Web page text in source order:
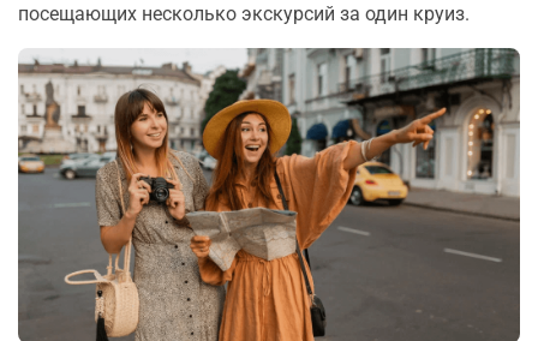
посещающих несколько экскурсий за один круиз.